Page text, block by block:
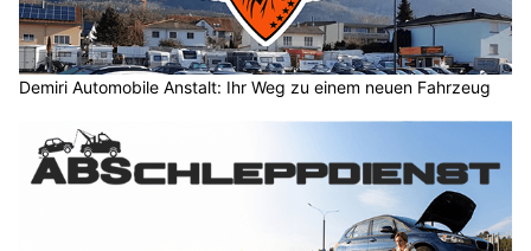
Demiri Automobile Anstalt: Ihr Weg zu einem neuen Fahrzeug